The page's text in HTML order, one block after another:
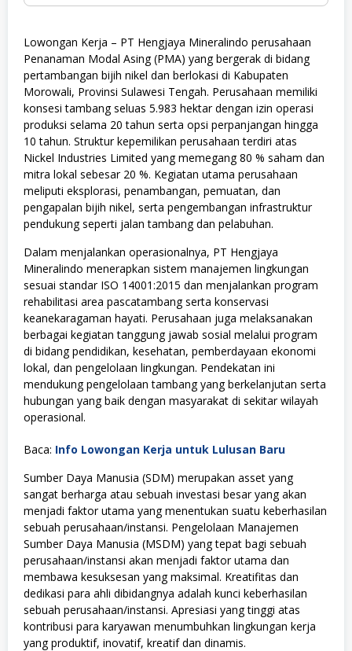
Lowongan Kerja – PT Hengjaya Mineralindo perusahaan
Penanaman Modal Asing (PMA) yang bergerak di bidang
pertambangan bijih nikel dan berlokasi di Kabupaten
Morowali, Provinsi Sulawesi Tengah. Perusahaan memiliki
konsesi tambang seluas 5.983 hektar dengan izin operasi
produksi selama 20 tahun serta opsi perpanjangan hingga
10 tahun. Struktur kepemilikan perusahaan terdiri atas
Nickel Industries Limited yang memegang 80 % saham dan
mitra lokal sebesar 20 %. Kegiatan utama perusahaan
meliputi eksplorasi, penambangan, pemuatan, dan
pengapalan bijih nikel, serta pengembangan infrastruktur
pendukung seperti jalan tambang dan pelabuhan.
Dalam menjalankan operasionalnya, PT Hengjaya
Mineralindo menerapkan sistem manajemen lingkungan
sesuai standar ISO 14001:2015 dan menjalankan program
rehabilitasi area pascatambang serta konservasi
keanekaragaman hayati. Perusahaan juga melaksanakan
berbagai kegiatan tanggung jawab sosial melalui program
di bidang pendidikan, kesehatan, pemberdayaan ekonomi
lokal, dan pengelolaan lingkungan. Pendekatan ini
mendukung pengelolaan tambang yang berkelanjutan serta
hubungan yang baik dengan masyarakat di sekitar wilayah
operasional.
Baca: Info Lowongan Kerja untuk Lulusan Baru
Sumber Daya Manusia (SDM) merupakan asset yang
sangat berharga atau sebuah investasi besar yang akan
menjadi faktor utama yang menentukan suatu keberhasilan
sebuah perusahaan/instansi. Pengelolaan Manajemen
Sumber Daya Manusia (MSDM) yang tepat bagi sebuah
perusahaan/instansi akan menjadi faktor utama dan
membawa kesuksesan yang maksimal. Kreatifitas dan
dedikasi para ahli dibidangnya adalah kunci keberhasilan
sebuah perusahaan/instansi. Apresiasi yang tinggi atas
kontribusi para karyawan menumbuhkan lingkungan kerja
yang produktif, inovatif, kreatif dan dinamis.